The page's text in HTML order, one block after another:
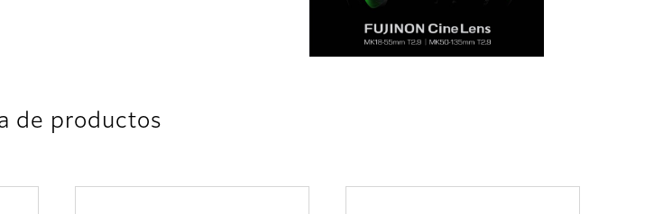
de productos